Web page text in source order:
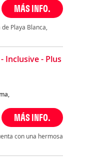
MÁS INFO.
Playa Blanca,
Inclusive - Plus
MÁS INFO.
con una hermosa